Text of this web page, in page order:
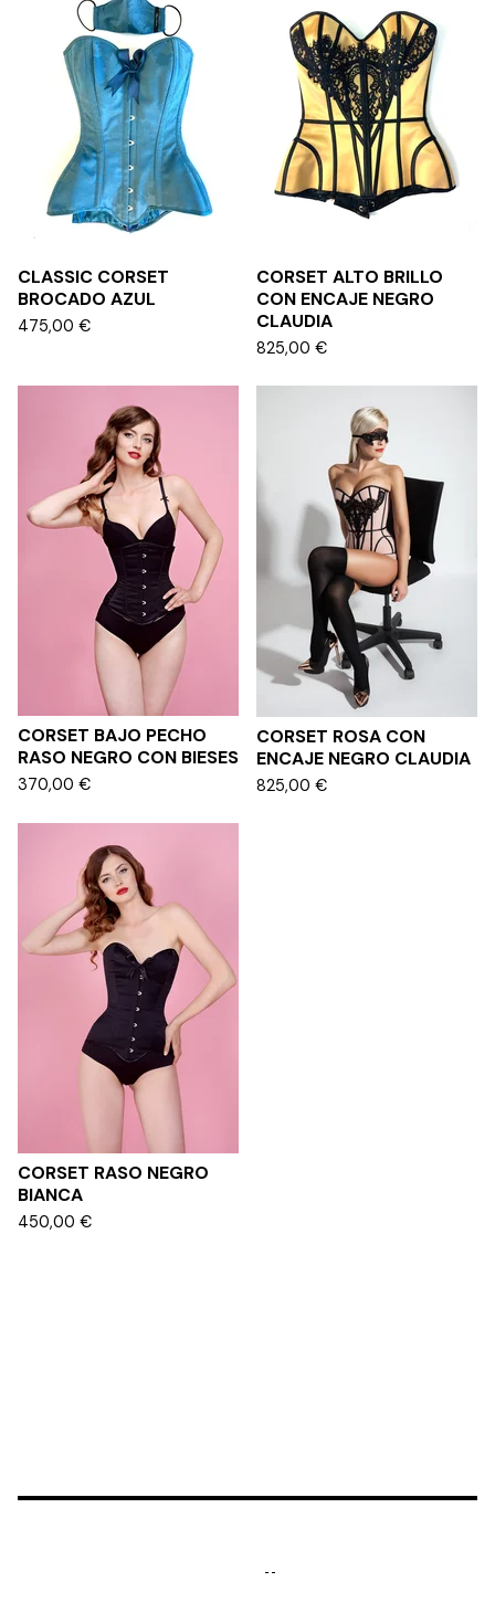
CLASSIC CORSET
BROCADO AZUL
475,00 €
CORSET ALTO BRILLO
CON ENCAJE NEGRO
CLAUDIA
825,00 €
CORSET BAJO PECHO
RASO NEGRO CON BIESES
370,00 €
CORSET ROSA CON
ENCAJE NEGRO CLAUDIA
825,00 €
CORSET RASO NEGRO
BIANCA
450,00 €
Made in Madrid 🖤 with Love